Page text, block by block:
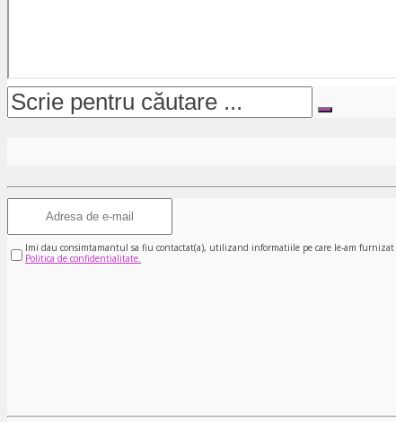
Imi dau consimtamantul sa fiu contactat(a), utilizand informatiile pe care le-am
Politica de confidentialitate.